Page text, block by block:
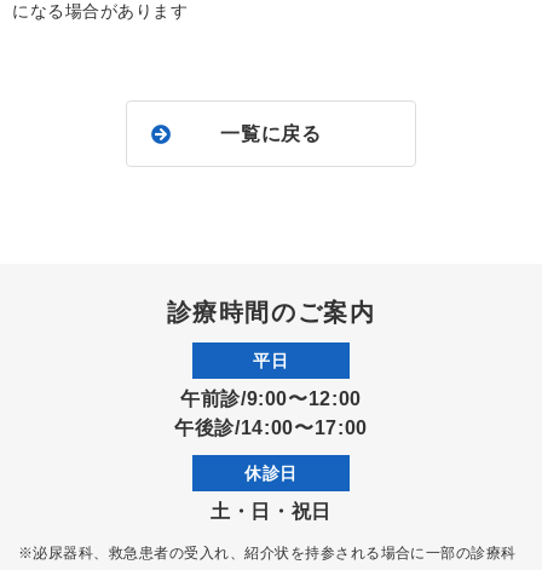
になる場合があります
一覧に戻る
診療時間のご案内
平日
午前診/9:00〜12:00
午後診/14:00〜17:00
休診日
土・日・祝日
※泌尿器科、救急患者の受入れ、紹介状を持参される場合に一部の診療科